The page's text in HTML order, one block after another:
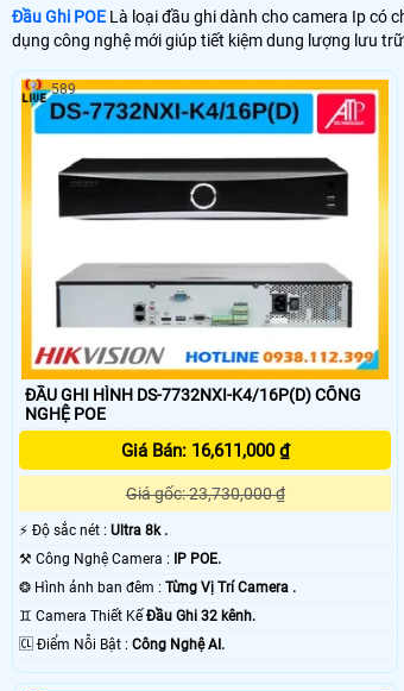
Đầu Ghi POE Là loại đầu ghi dành cho camera Ip có
dụng công nghệ mới giúp tiết kiệm dung lượng lưu
ĐẦU GHI HÌNH DS-7732NXI-K4/16P(D) CÔNG
NGHỆ POE
Giá Bán: 16,611,000 ₫
Giá gốc: 23,730,000 ₫
️⚡ Độ sắc nét : Ultra 8k .
⚒ Công Nghệ Camera :
IP POE.
❂ Hình ảnh ban đêm : Từng Vị Trí Camera .
♊ Camera Thiết Kế Đầu Ghi 32 kênh.
️🆑 Điểm Nỗi Bật : Công Nghệ AI.
589